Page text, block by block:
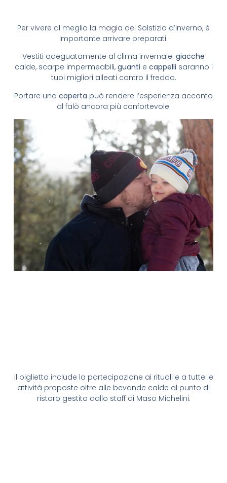
Per vivere al meglio la magia del Solstizio d’Inverno, è
importante arrivare preparati.
Vestiti adeguatamente al clima invernale: giacche
calde, scarpe impermeabili, guanti e cappelli saranno i
tuoi migliori alleati contro il freddo.
Portare una coperta può rendere l’esperienza accanto
al falò ancora più confortevole.
Il biglietto include la partecipazione ai rituali e a tutte le
attività proposte oltre alle bevande calde al punto di
ristoro gestito dallo staff di Maso Michelini.